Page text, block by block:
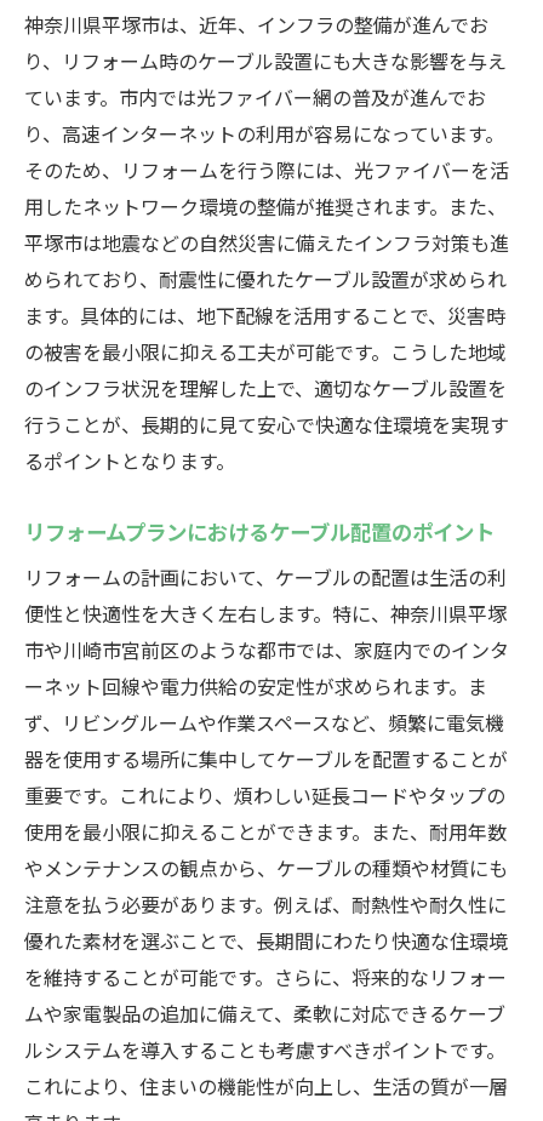
地域のプロフェッショナルに相談するメリ
ット
長期的視点でのリフォーム計画の立て方
ケーブル設置で快適な住環境を実現するための
ポイント
最新技術を活用したケーブル設置
住まいの快適性を高めるケーブル配置
インターネット環境の最適化
防災対策としてのケーブル管理
ケーブル設置に伴う法律の確認
設置後のトラブルシューティング
気候に適したリフォーム設計で快適な生活を手
気候に応じた断熱対策
雨漏り対策と水回りのリフォーム
季節ごとの快適性を保つ工夫
エネルギー効率を高める設備選び
自然素材の活用で健康的な生活を
気候変動に対応した家づくり
リフォームとケーブル設置がもたらす技術的な
利便性
スマートホーム技術の導入
ケーブル設置によるセキュリティ強化
ホームネットワーク構築の基本
技術的利便性を高める最新ツール
リフォーム後の技術トラブル対応
将来を見据えたケーブルアップグレード
地域の建物構造に最適化したリフォーム計画の
神奈川県平塚市は、近年、インフラの整備が進んでお
り、リフォーム時のケーブル設置にも大きな影響を与え
ています。市内では光ファイバー網の普及が進んでお
り、高速インターネットの利用が容易になっています。
そのため、リフォームを行う際には、光ファイバーを活
用したネットワーク環境の整備が推奨されます。また、
平塚市は地震などの自然災害に備えたインフラ対策も進
められており、耐震性に優れたケーブル設置が求められ
ます。具体的には、地下配線を活用することで、災害時
の被害を最小限に抑える工夫が可能です。こうした地域
のインフラ状況を理解した上で、適切なケーブル設置を
行うことが、長期的に見て安心で快適な住環境を実現す
るポイントとなります。
リフォームプランにおけるケーブル配置のポイント
リフォームの計画において、ケーブルの配置は生活の利
便性と快適性を大きく左右します。特に、神奈川県平塚
市や川崎市宮前区のような都市では、家庭内でのインタ
ーネット回線や電力供給の安定性が求められます。ま
ず、リビングルームや作業スペースなど、頻繁に電気機
器を使用する場所に集中してケーブルを配置することが
重要です。これにより、煩わしい延長コードやタップの
使用を最小限に抑えることができます。また、耐用年数
やメンテナンスの観点から、ケーブルの種類や材質にも
注意を払う必要があります。例えば、耐熱性や耐久性に
優れた素材を選ぶことで、長期間にわたり快適な住環境
を維持することが可能です。さらに、将来的なリフォー
ムや家電製品の追加に備えて、柔軟に対応できるケーブ
ルシステムを導入することも考慮すべきポイントです。
これにより、住まいの機能性が向上し、生活の質が一層